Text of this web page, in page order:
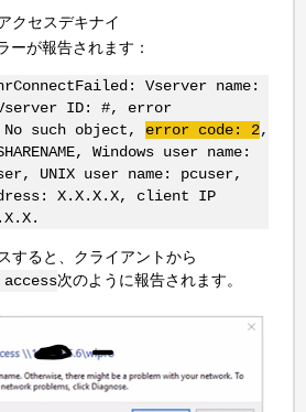
クセスデキナイ
ーが報告されます：
Vserver name:
Vserver ID: #, error
such object, error code: 2,
Windows user name:
UNIX user name: pcuser,
X.X.X.X, client IP
すると、クライアントから
次のように報告されます。